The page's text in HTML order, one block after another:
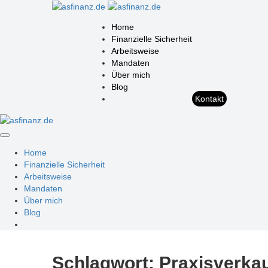
Home
Finanzielle Sicherheit
Arbeitsweise
Mandaten
Über mich
Blog
Kontakt
Home
Finanzielle Sicherheit
Arbeitsweise
Mandaten
Über mich
Blog
Schlagwort: